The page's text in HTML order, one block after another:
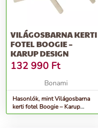
VILÁGOSBARNA KERTI
FOTEL BOOGIE –
KARUP DESIGN
132 990 Ft
Bonami
Hasonlók, mint Világosbarna
kerti fotel Boogie – Karup
Design